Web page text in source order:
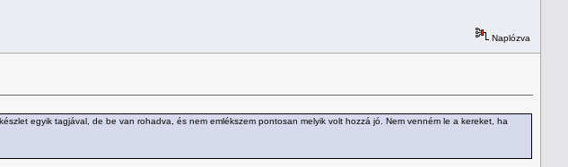
Naplózva
egyik tagjával, de be van rohadva, és nem emlékszem pontosan melyik volt hozzá jó. Nem venném le a kereket, ha